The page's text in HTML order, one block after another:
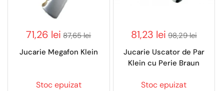
71,26 lei 87,65 lei
Jucarie Megafon Klein
Stoc epuizat
81,23 lei 98,29 lei
Jucarie Uscator de Par
Klein cu Perie Braun
Stoc epuizat